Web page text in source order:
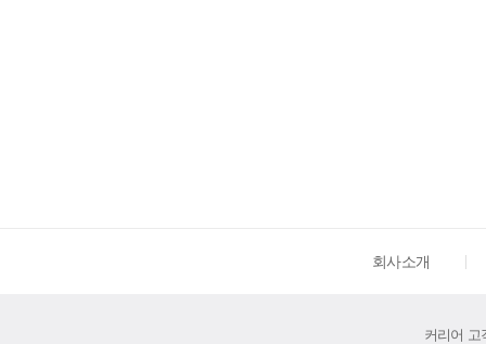
회사소개
커리어 고